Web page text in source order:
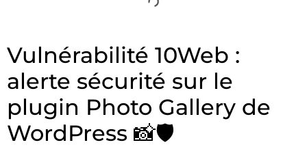
Vulnérabilité 10Web :
alerte sécurité sur le
plugin Photo Gallery de
WordPress 📸🛡️